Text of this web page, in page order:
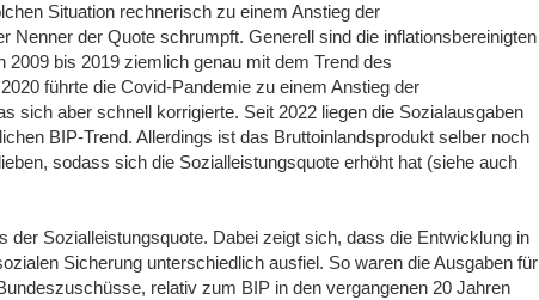
Situation rechnerisch zu einem Anstieg der
Nenner der Quote schrumpft. Generell sind die inflationsbereinigten
2009 bis 2019 ziemlich genau mit dem Trend des
führte die Covid-Pandemie zu einem Anstieg der
sich aber schnell korrigierte. Seit 2022 liegen die Sozialausgaben
BIP-Trend. Allerdings ist das Bruttoinlandsprodukt selber noch
sodass sich die Sozialleistungsquote erhöht hat (siehe auch
der Sozialleistungsquote. Dabei zeigt sich, dass die Entwicklung in
Sicherung unterschiedlich ausfiel. So waren die Ausgaben für
relativ zum BIP in den vergangenen 20 Jahren